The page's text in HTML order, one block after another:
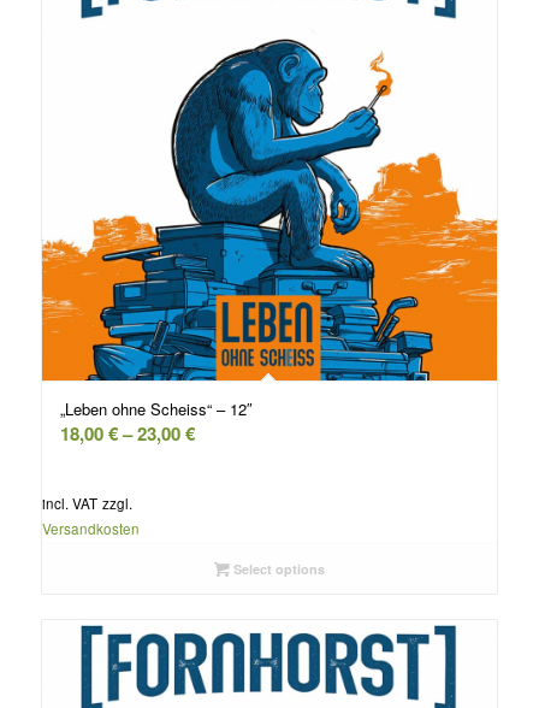
„Leben ohne Scheiss“ – 12″
18,00€–23,00€
incl. VAT zzgl.
Versandkosten
Select options